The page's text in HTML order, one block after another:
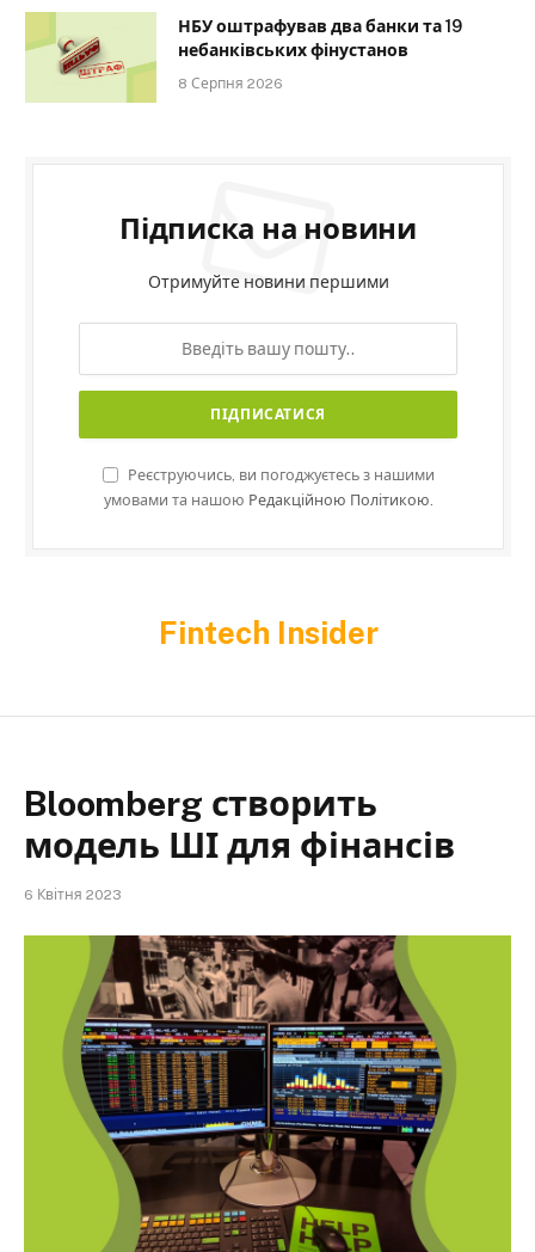
НБУ оштрафував два банки та 19
небанківських фінустанов
8 Серпня 2026
Підписка на новини
Отримуйте новини першими
Реєструючись, ви погоджуєтесь з нашими
умовами та нашою Редакційною Політикою.
Fintech Insider
Bloomberg створить
модель ШІ для фінансів
6 Квітня 2023